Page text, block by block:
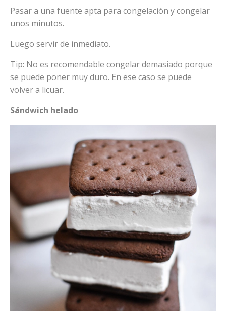
Pasar a una fuente apta para congelación y congelar
unos minutos.
Luego servir de inmediato.
Tip: No es recomendable congelar demasiado porque
se puede poner muy duro. En ese caso se puede
volver a licuar.
Sándwich helado